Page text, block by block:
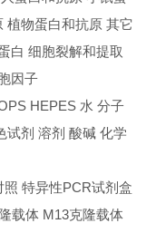
植物蛋白和抗原 其它
白 细胞裂解和提取
因子
HEPES 水 分子
试剂 溶剂 酸碱 化学
照 特异性PCR试剂盒
载体 M13克隆载体